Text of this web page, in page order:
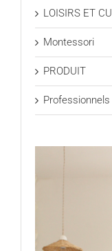
LOISIRS ET
Montessori
PRODUIT
Professionnels